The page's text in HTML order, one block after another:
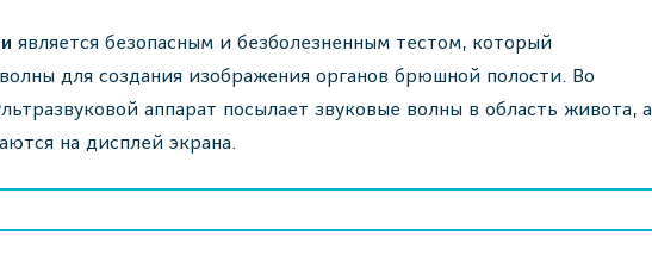
является безопасным и безболезненным тестом, который
для создания изображения органов брюшной полости. Во
аппарат посылает звуковые волны в область живота, а
на дисплей экрана.